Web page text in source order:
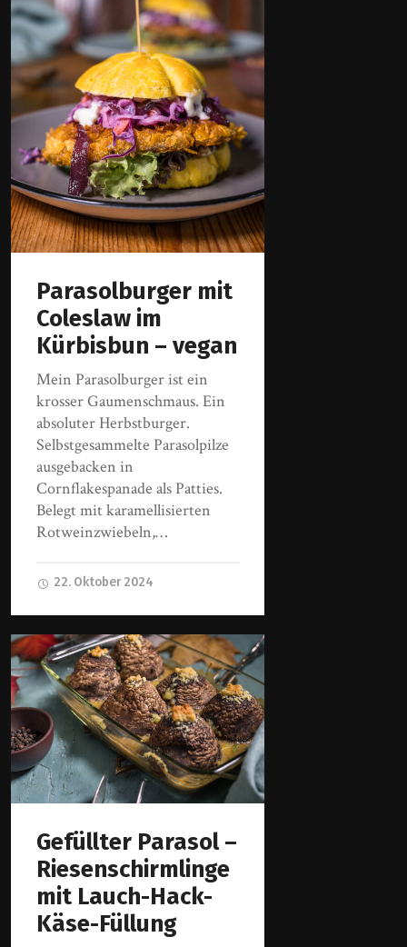
Parasolburger mit
Coleslaw im
Kürbisbun – vegan
Mein Parasolburger ist ein
krosser Gaumenschmaus. Ein
absoluter Herbstburger.
Selbstgesammelte Parasolpilze
ausgebacken in
Cornflakespanade als Patties.
Belegt mit karamellisierten
Rotweinzwiebeln,…
22. Oktober 2024
Gefüllter Parasol –
Riesenschirmlinge
mit Lauch-Hack-
Käse-Füllung